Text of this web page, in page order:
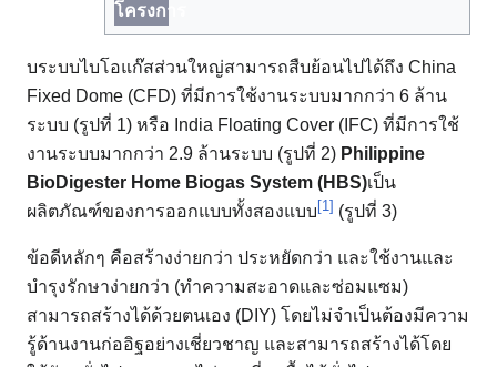
โครงการ
บระบบไบโอแก๊สส่วนใหญ่สามารถสืบย้อนไปได้ถึง China
Fixed Dome (CFD) ที่มีการใช้งานระบบมากกว่า 6 ล้าน
ระบบ (รูปที่ 1) หรือ India Floating Cover (IFC) ที่มีการใช้
งานระบบมากกว่า 2.9 ล้านระบบ (รูปที่ 2) Philippine
BioDigester Home Biogas System (HBS)เป็น
ผลิตภัณฑ์ของการออกแบบทั้งสองแบบ[1] (รูปที่ 3)
ข้อดีหลักๆ คือสร้างง่ายกว่า ประหยัดกว่า และใช้งานและ
บำรุงรักษาง่ายกว่า (ทำความสะอาดและซ่อมแซม)
สามารถสร้างได้ด้วยตนเอง (DIY) โดยไม่จำเป็นต้องมีความ
รู้ด้านงานก่ออิฐอย่างเชี่ยวชาญ และสามารถสร้างได้โดย